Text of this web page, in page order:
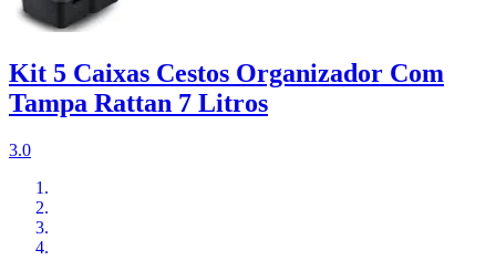
Kit 5 Caixas Cestos Organizador Com
Tampa Rattan 7 Litros
3.0